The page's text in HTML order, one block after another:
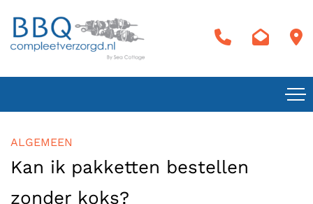
ALGEMEEN
Kan ik pakketten bestellen
zonder koks?